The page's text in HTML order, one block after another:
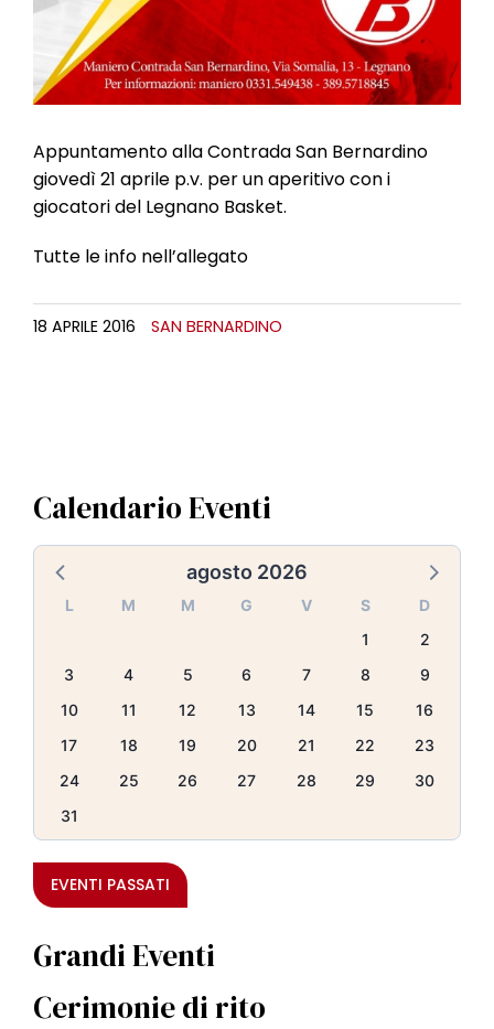
Appuntamento alla Contrada San Bernardino
giovedì 21 aprile p.v. per un aperitivo con i
giocatori del Legnano Basket.
Tutte le info nell’allegato
18 APRILE 2016 SAN BERNARDINO
Calendario Eventi
agosto 2026
L M M G V S
D
1
2
3
4 5 6 7 8
9
10
11 12 13 14 15
16
17
18 19 20 21 22
23
24
25 26 27 28 29
30
31
EVENTI PASSATI
Grandi Eventi
Cerimonie di rito